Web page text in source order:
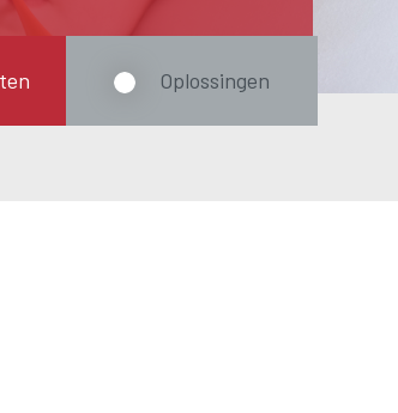
Oplossingen